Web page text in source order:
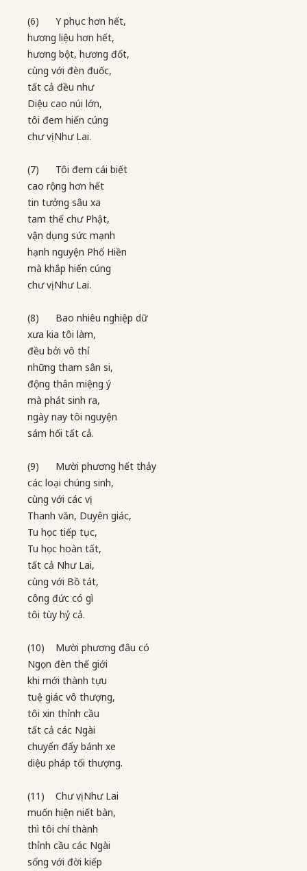
(6) Y phục hơn hết,
hương liệu hơn hết,
hương bột, hương đốt,
cùng với đèn đuốc,
tất cả đều như
Diệu cao núi lớn,
tôi đem hiến cúng
chư vị Như Lai.
(7) Tôi đem cái biết
cao rộng hơn hết
tin tưởng sâu xa
tam thế chư Phật,
vận dụng sức mạnh
hạnh nguyện Phổ Hiền
mà khắp hiến cúng
chư vị Như Lai.
(8) Bao nhiêu nghiệp dữ
xưa kia tôi làm,
đều bởi vô thỉ
những tham sân si,
động thân miệng ý
mà phát sinh ra,
ngày nay tôi nguyện
sám hối tất cả.
(9) Mười phương hết thảy
các loại chúng sinh,
cùng với các vị
Thanh văn, Duyên giác,
Tu học tiếp tục,
Tu học hoàn tất,
tất cả Như Lai,
cùng với Bồ tát,
công đức có gì
tôi tùy hỷ cả.
(10) Mười phương đâu có
Ngọn đèn thế giới
khi mới thành tựu
tuệ giác vô thượng,
tôi xin thỉnh cầu
tất cả các Ngài
chuyển đẩy bánh xe
diệu pháp tối thượng.
(11) Chư vị Như Lai
muốn hiện niết bàn,
thì tôi chí thành
thỉnh cầu các Ngài
sống với đời kiếp